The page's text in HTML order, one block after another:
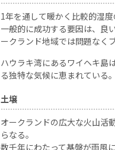
1年を通して暖かく比較的湿
一般的に成功する要因は、良
ークランド地域では問題なく
ハウラキ湾にあるワイヘキ島
る独特な気候に恵まれている。
土壌
オークランドの広大な火山活
らなる。
数千年にわたって基盤が雨風